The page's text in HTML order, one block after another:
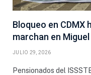
Bloqueo en CDMX
marchan en
JULIO 29, 2026
Pensionados del